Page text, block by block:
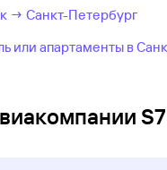
→ Санкт-Петербург
или апартаменты в